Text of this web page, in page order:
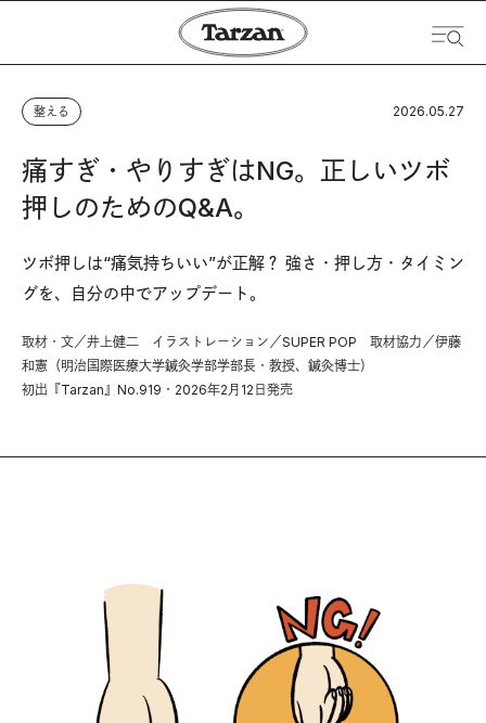
整える 2026.05.27
痛すぎ・やりすぎはNG。正しいツボ
押しのためのQ&A。
ツボ押しは“痛気持ちいい”が正解？ 強さ・押し方・タイミン
グを、自分の中でアップデート。
取材・文／井上健二 イラストレーション／SUPER POP 取材協力／伊藤
和憲（明治国際医療大学鍼灸学部学部長・教授、鍼灸博士）
初出『Tarzan』No.919・2026年2月12日発売